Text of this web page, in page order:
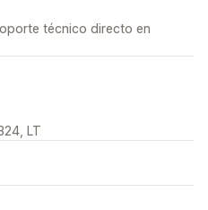
técnico directo en
LT